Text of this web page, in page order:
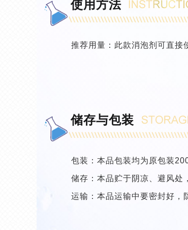
使用方法
推荐用量：此款消泡剂可直接
储存与包装
包装：本品包装均为原包装
储存：本品贮于阴凉、避风处
运输：本品运输中要密封好，